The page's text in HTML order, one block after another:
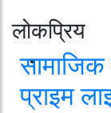
लोकप्रिय
सामाजिक
प्राइम